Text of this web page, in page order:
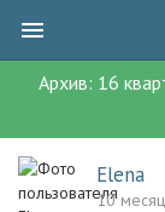
Архив: 16
Elena
10